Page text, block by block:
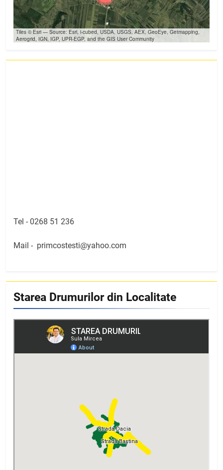
Tiles © Esri — Source: Esri, i-cubed, USDA, USGS, AEX, GeoEye, Getmapping,
Aerogrid, IGN, IGP, UPR-EGP, and the GIS User Community
Tel - 0268 51 236
Mail - primcostesti@yahoo.com
Starea Drumurilor din Localitate